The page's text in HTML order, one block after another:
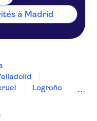
à Madrid
Logroño